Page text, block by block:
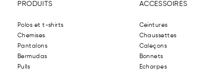
PRODUITS
Polos et t-shirts
Chemises
Pantalons
Bermudas
Pulls
ACCESSOIRES
Ceintures
Chaussettes
Caleçons
Bonnets
Echarpes